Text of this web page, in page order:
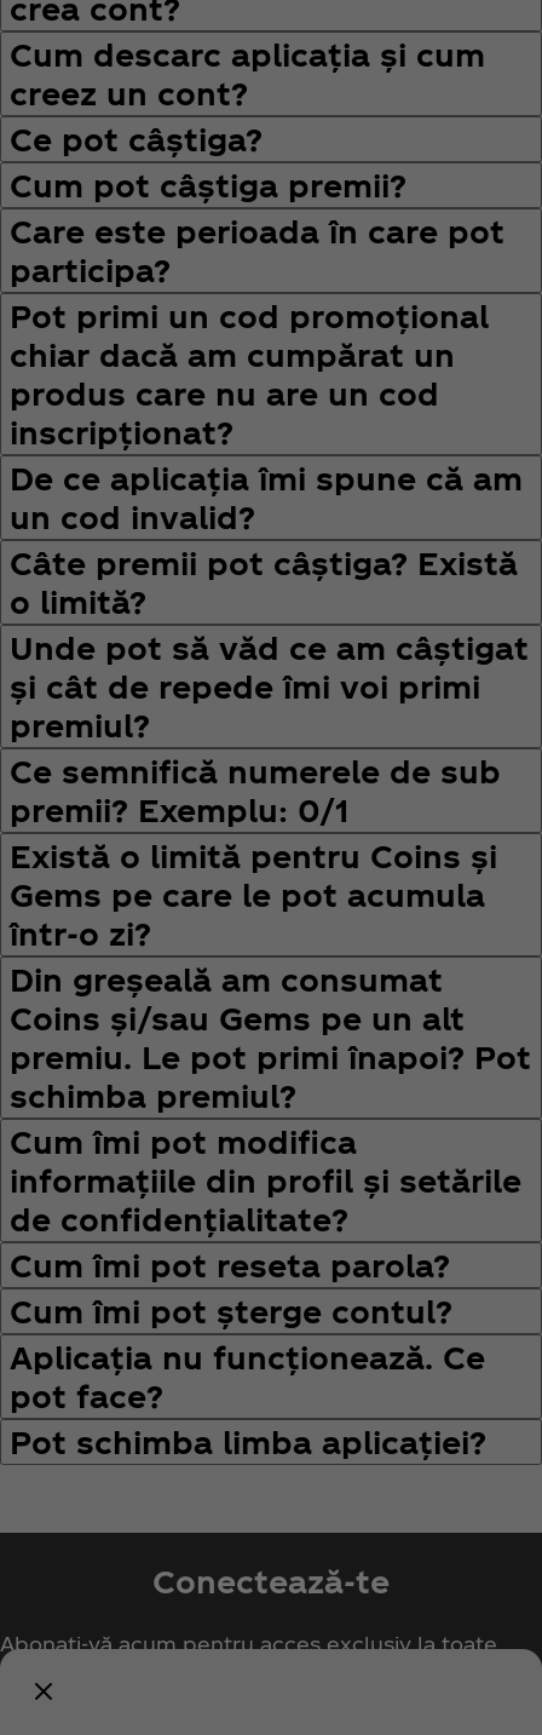
crea cont?
Cum descarc aplicația și cum
creez un cont?
Ce pot câștiga?
Cum pot câștiga premii?
Care este perioada în care pot
participa?
Pot primi un cod promoțional
chiar dacă am cumpărat un
produs care nu are un cod
inscripționat?
De ce aplicația îmi spune că am
un cod invalid?
Câte premii pot câștiga? Există
o limită?
Unde pot să văd ce am câștigat
și cât de repede îmi voi primi
premiul?
Ce semnifică numerele de sub
premii? Exemplu: 0/1
Există o limită pentru Coins și
Gems pe care le pot acumula
într-o zi?
Din greșeală am consumat
Coins și/sau Gems pe un alt
premiu. Le pot primi înapoi? Pot
schimba premiul?
Cum îmi pot modifica
informațiile din profil și setările
de confidențialitate?
Cum îmi pot reseta parola?
Cum îmi pot șterge contul?
Aplicația nu funcționează. Ce
pot face?
Pot schimba limba aplicației?
Conectează-te
Abonați-vă acum pentru acces exclusiv la toate
lucrurile Coca‑Cola!